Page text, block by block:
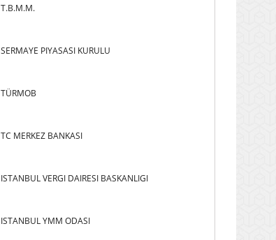
T.B.M.M.
SERMAYE PIYASASI KURULU
TÜRMOB
TC MERKEZ BANKASI
ISTANBUL VERGI DAIRESI BASKANLIGI
ISTANBUL YMM ODASI